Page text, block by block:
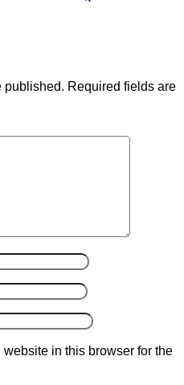
published. Required fields are
in this browser for the